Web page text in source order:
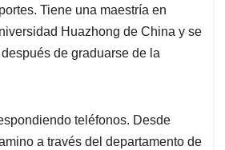
Tiene una maestría en
Huazhong de China y se
de graduarse de la
teléfonos. Desde
a través del departamento de